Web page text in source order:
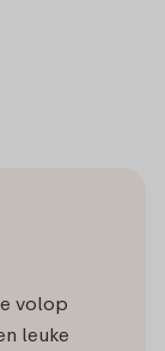
volop
leuke